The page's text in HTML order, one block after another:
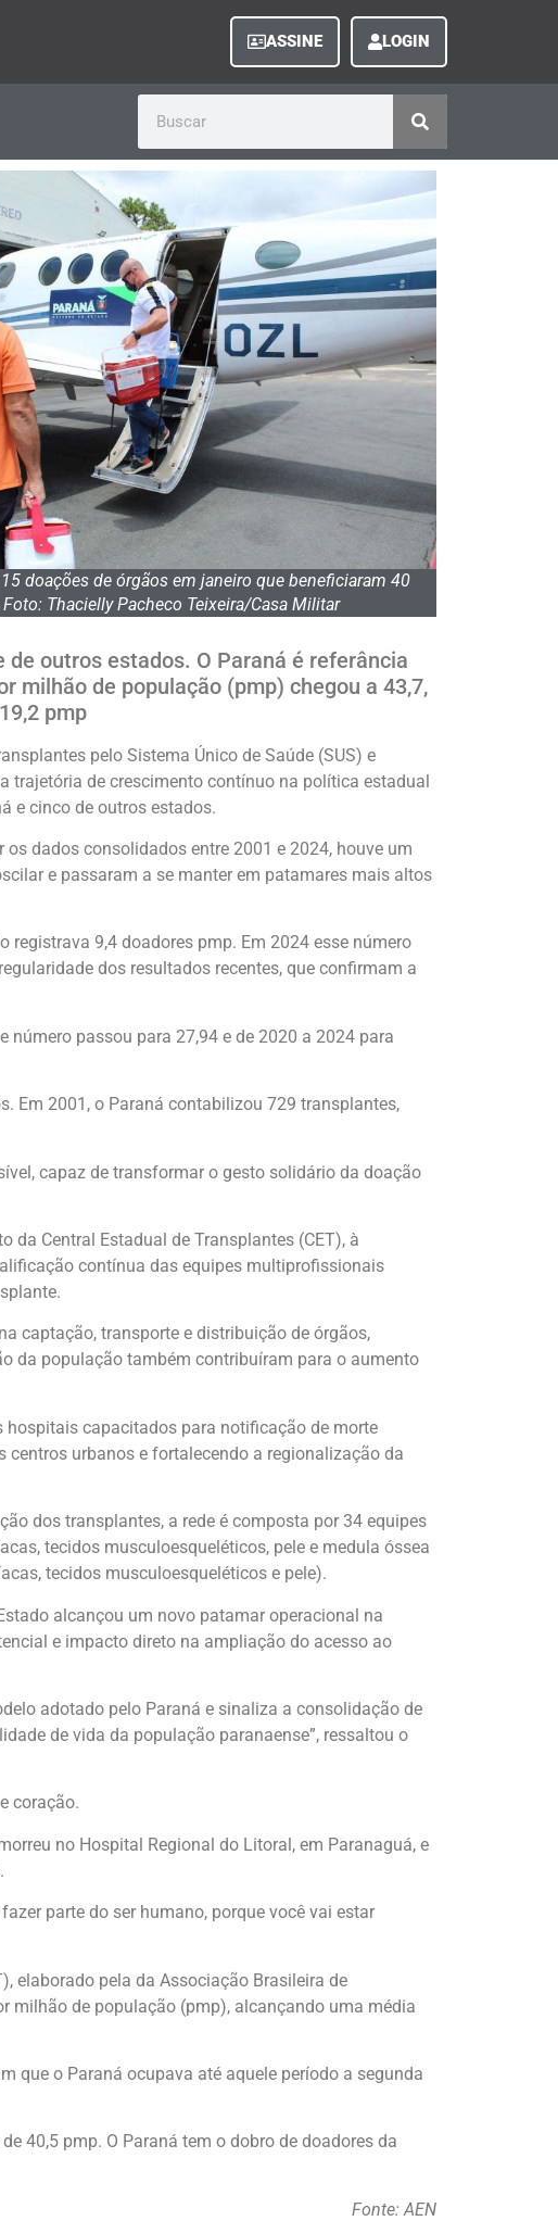
ASSINE LOGIN
doações de órgãos em janeiro que beneficiaram 40
Thacielly Pacheco Teixeira/Casa Militar
outros estados. O Paraná é referância
milhão de população (pmp) chegou a 43,7,
pmp
pelo Sistema Único de Saúde (SUS) e
trajetória de crescimento contínuo na política estadual
e cinco de outros estados.
dados consolidados entre 2001 e 2024, houve um
e passaram a se manter em patamares mais altos
9,4 doadores pmp. Em 2024 esse número
dos resultados recentes, que confirmam a
número passou para 27,94 e de 2020 a 2024 para
Em 2001, o Paraná contabilizou 729 transplantes,
capaz de transformar o gesto solidário da doação
da Central Estadual de Transplantes (CET), à
contínua das equipes multiprofissionais
captação, transporte e distribuição de órgãos,
da população também contribuíram para o aumento
capacitados para notificação de morte
urbanos e fortalecendo a regionalização da
dos transplantes, a rede é composta por 34 equipes
tecidos musculoesqueléticos, pele e medula óssea
tecidos musculoesqueléticos e pele).
alcançou um novo patamar operacional na
e impacto direto na ampliação do acesso ao
adotado pelo Paraná e sinaliza a consolidação de
de vida da população paranaense”, ressaltou o
coração.
no Hospital Regional do Litoral, em Paranaguá, e
parte do ser humano, porque você vai estar
elaborado pela da Associação Brasileira de
milhão de população (pmp), alcançando uma média
que o Paraná ocupava até aquele período a segunda
40,5 pmp. O Paraná tem o dobro de doadores da
Fonte: AEN